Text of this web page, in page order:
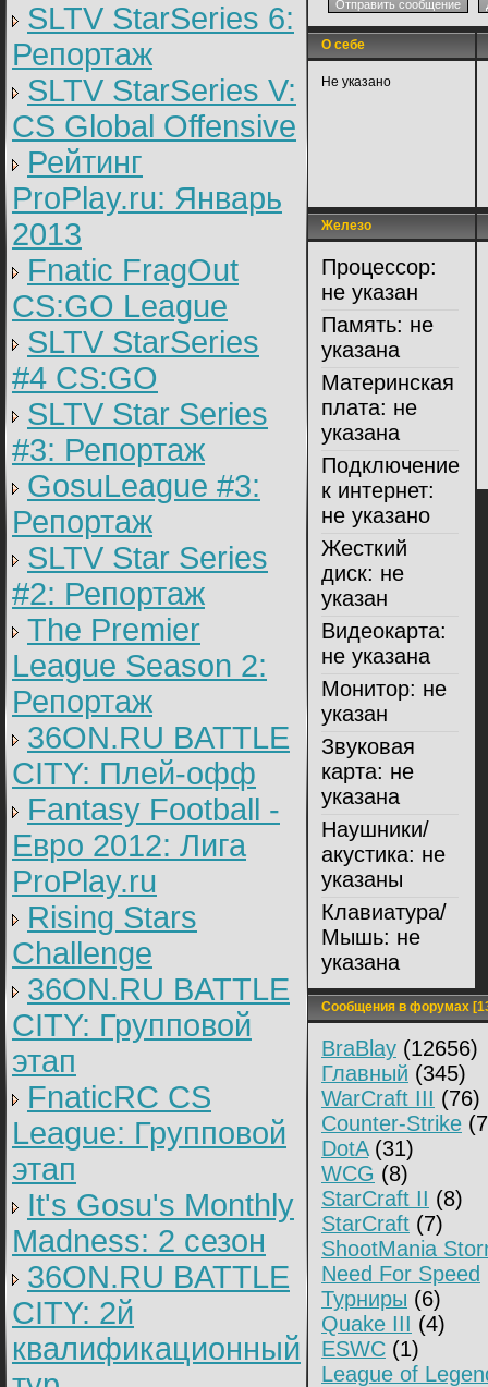
SLTV StarSeries 6:
Репортаж
SLTV StarSeries V:
CS Global Offensive
Рейтинг
ProPlay.ru: Январь
2013
Fnatic FragOut
CS:GO League
SLTV StarSeries
#4 CS:GO
SLTV Star Series
#3: Репортаж
GosuLeague #3:
Репортаж
SLTV Star Series
#2: Репортаж
The Premier
League Season 2:
Репортаж
36ON.RU BATTLE
CITY: Плей-офф
Fantasy Football -
Евро 2012: Лига
ProPlay.ru
Rising Stars
Challenge
36ON.RU BATTLE
CITY: Групповой
этап
FnaticRC CS
League: Групповой
этап
It's Gosu's Monthly
Madness: 2 сезон
36ON.RU BATTLE
CITY: 2й
квалификационный
О себе
Не указано
Железо
Процессор:
не указан
Память: не
указана
Материнская
плата: не
указана
Подключение
к интернет:
не указано
Жесткий
диск: не
указан
Видеокарта:
не указана
Монитор: не
указан
Звуковая
карта: не
указана
Наушники/
акустика: не
указаны
Клавиатура/
Мышь: не
указана
Сообщения в форумах
BraBlay (12656)
Главный (345)
WarCraft III (76)
Counter-Strike
DotA(31)
WCG (8)
StarCraft II (8)
StarCraft (7)
ShootMania
Need For Speed
Турниры (6)
Quake III (4)
ESWC (1)
League of